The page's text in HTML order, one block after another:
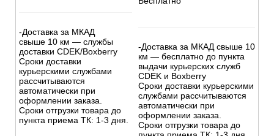
-Доставка за МКАД
свыше 10 км — службы
доставки CDEK/Boxberry
Сроки доставки
курьерскими службами
рассчитываются
автоматически при
оформлении заказа.
Сроки отгрузки товара до
пункта приема ТК: 1-3 дня.
-Доставка за МКАД свыше 10
км — бесплатно до пункта
выдачи курьерских служб
CDEK и Boxberry
Сроки доставки курьерскими
службами рассчитываются
автоматически при
оформлении заказа.
Сроки отгрузки товара до